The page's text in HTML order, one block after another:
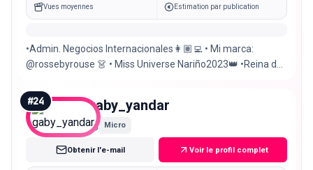
Vues moyennes Estimation par publication
•Admin. Negocios Internacionales👩🏽‍💻 • Mi marca:
@rossebyrouse 👗 • Miss Universe Nariño2023👑 •Reina del
#24 gaby_yandar
Micro
Obtenir l'e-mail Voir le profil complet